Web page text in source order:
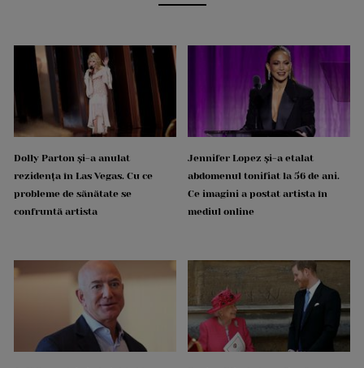
Dolly Parton și-a anulat
rezidența în Las Vegas. Cu ce
probleme de sănătate se
confruntă artista
Jennifer Lopez și-a etalat
abdomenul tonifiat la 56 de ani.
Ce imagini a postat artista în
mediul online